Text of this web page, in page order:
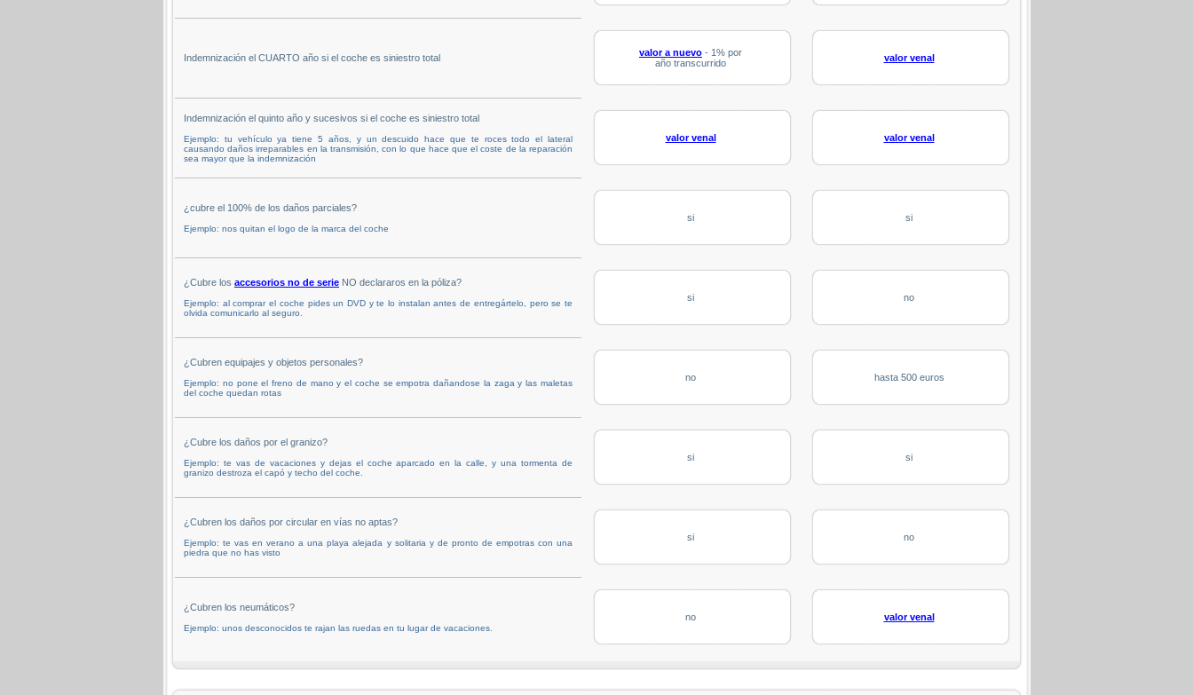
Indemnización el CUARTO año si el coche es siniestro total valor a nuevo - 1% por
año transcurrido
valor venal
Indemnización el quinto año y sucesivos si el coche es siniestro total
Ejemplo: tu vehículo ya tiene 5 años, y un descuido hace que te roces todo el lateral
causando daños irreparables en la transmisión, con lo que hace que el coste de la reparación
sea mayor que la indemnización
valor venal valor venal
¿cubre el 100% de los daños parciales?
Ejemplo: nos quitan el logo de la marca del coche
si si
¿Cubre los accesorios no de serie NO declararos en la póliza?
Ejemplo: al comprar el coche pides un DVD y te lo instalan antes de entregártelo, pero se te
olvida comunicarlo al seguro.
si no
¿Cubren equipajes y objetos personales?
Ejemplo: no pone el freno de mano y el coche se empotra dañandose la zaga y las maletas
del coche quedan rotas
no hasta 500 euros
¿Cubre los daños por el granizo?
Ejemplo: te vas de vacaciones y dejas el coche aparcado en la calle, y una tormenta de
granizo destroza el capó y techo del coche.
si si
¿Cubren los daños por circular en vías no aptas?
Ejemplo: te vas en verano a una playa alejada y solitaria y de pronto de empotras con una
piedra que no has visto
si no
¿Cubren los neumáticos?
Ejemplo: unos desconocidos te rajan las ruedas en tu lugar de vacaciones.
no valor venal